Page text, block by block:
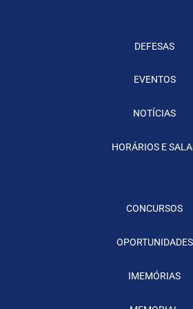
DEFESAS
EVENTOS
NOTÍCIAS
HORÁRIOS E
CONCURSOS
OPORTUNIDADES
IMEMÓRIAS